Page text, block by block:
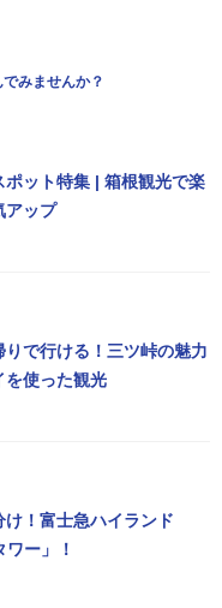
みませんか？
ポット特集 | 箱根観光で楽
アップ
で行ける！三ツ峠の魅力
を使った観光
！富士急ハイランド
ワー」！